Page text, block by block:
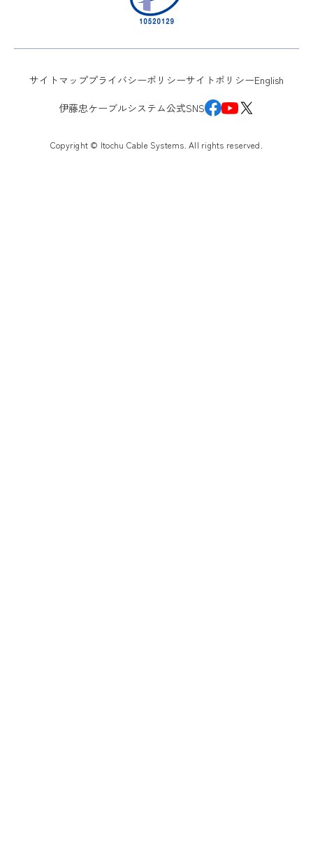
サイトマッププライバシーポリシーサイトポリシーEnglish
伊藤忠ケーブルシステム公式SNS
Copyright © Itochu Cable Systems. All rights reserved.